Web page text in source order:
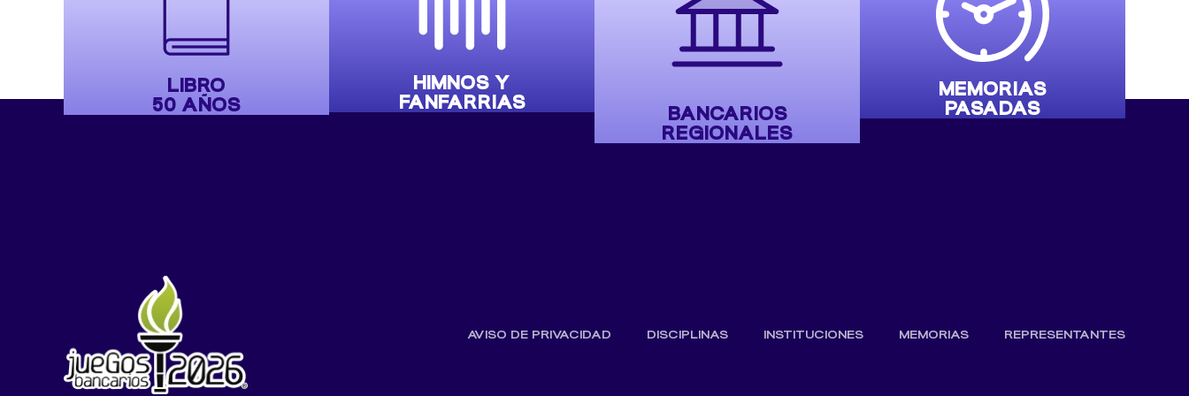
LIBRO
50 AÑOS
HIMNOS Y
FANFARRIAS
BANCARIOS
REGIONALES
MEMORIAS
PASADAS
AVISO DE PRIVACIDAD DISCIPLINAS INSTITUCIONES MEMORIAS REPRESENTANTES